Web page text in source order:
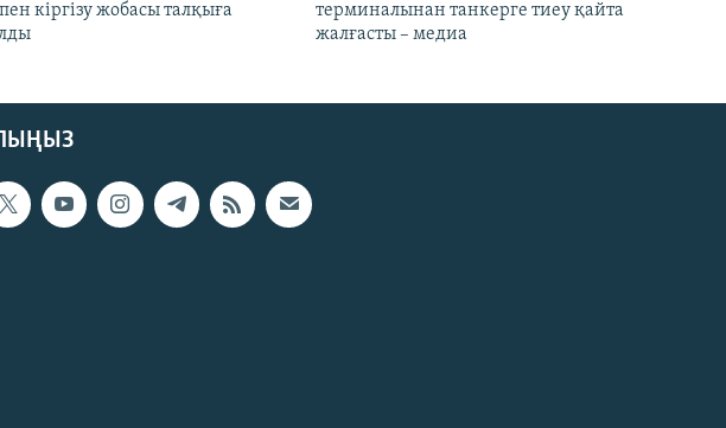
кіргізу жобасы талқыға
терминалынан танкерге тиеу қайта
жалғасты – медиа